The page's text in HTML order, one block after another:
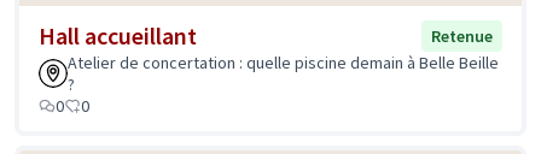
Hall accueillant
Retenue
Atelier de concertation : quelle piscine demain à Belle Beille
?
0
0